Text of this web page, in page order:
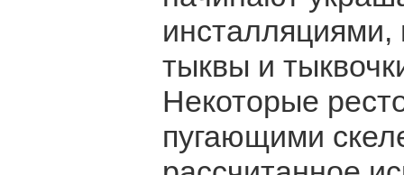
инсталляциями,
тыквы и
Некоторые
пугающими